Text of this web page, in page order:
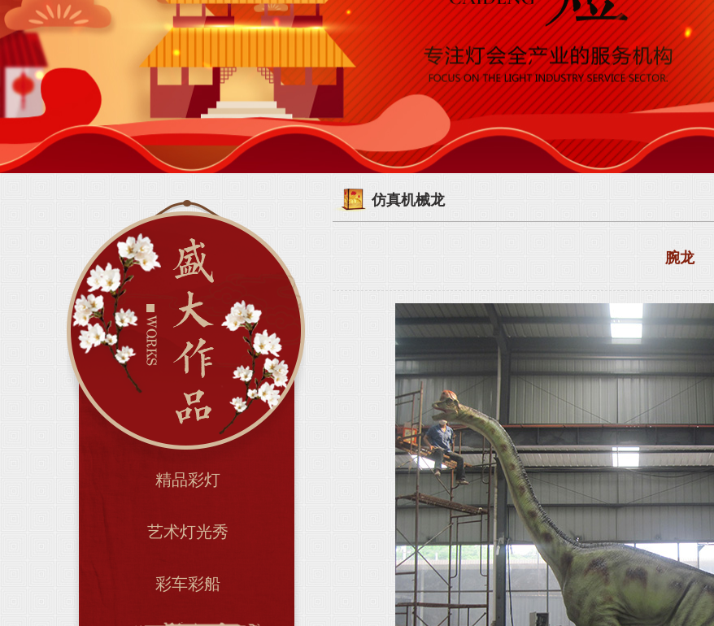
精品彩灯
艺术灯光秀
彩车彩船
仿真机械龙
腕龙